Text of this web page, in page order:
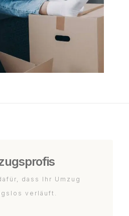
dass Ihr Umzug
verläuft.